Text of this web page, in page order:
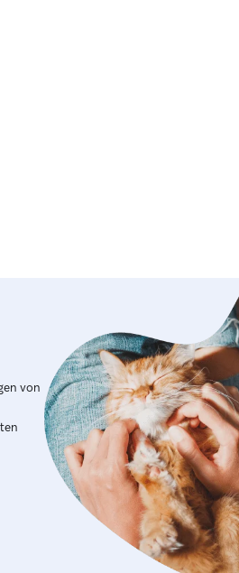
bleibt. Auch spontane Anpassungen sind
meist kein Problem, weshalb ich relativ
lässt sich die Betreuung weiterer Hunde
integrieren, und ich kann sicherstellen,
Hund genügend Aufmerksamkeit,
und Zuwendung bekommt. Mir ist
dass sich jeder Hund während der
wohl und sicher fühlt und die Zeit bei
entspannt und angenehm
einer
mit einem eingezäunten
sodass Hunde auch draußen sicher Zeit
können. Der Garten bietet eine
Möglichkeit zum Spielen, Entspannen
eine kleine Pause an der frischen Luft.
Zuhause achte ich darauf, dass sich
wohl und sicher fühlt. Es gibt
von